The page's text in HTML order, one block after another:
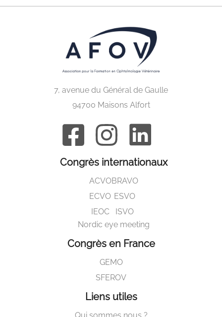
7, avenue du Général de Gaulle
94700 Maisons Alfort
Congrès internationaux
ACVO
ECVO
IEOC
BRAVO
ESVO
ISVO
Nordic eye meeting
Congrès en France
GEMO
SFEROV
Liens utiles